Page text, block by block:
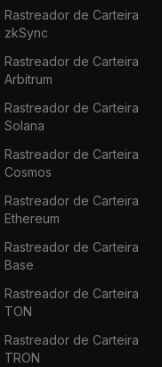
Rastreador de Carteira
zkSync
Rastreador de Carteira
Arbitrum
Rastreador de Carteira
Solana
Rastreador de Carteira
Cosmos
Rastreador de Carteira
Ethereum
Rastreador de Carteira
Base
Rastreador de Carteira
TON
Rastreador de Carteira
TRON